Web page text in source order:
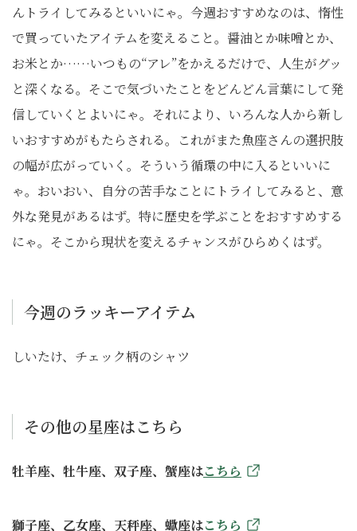
んトライしてみるといいにゃ。今週おすすめなのは、惰性
で買っていたアイテムを変えること。醤油とか味噌とか、
お米とか……いつもの“アレ”をかえるだけで、人生がグッ
と深くなる。そこで気づいたことをどんどん言葉にして発
信していくとよいにゃ。それにより、いろんな人から新し
いおすすめがもたらされる。これがまた魚座さんの選択肢
の幅が広がっていく。そういう循環の中に入るといいに
ゃ。おいおい、自分の苦手なことにトライしてみると、意
外な発見があるはず。特に歴史を学ぶことをおすすめする
にゃ。そこから現状を変えるチャンスがひらめくはず。
今週のラッキーアイテム
しいたけ、チェック柄のシャツ
その他の星座はこちら
牡羊座、牡牛座、双子座、蟹座はこちら
獅子座、乙女座、天秤座、蠍座はこちら